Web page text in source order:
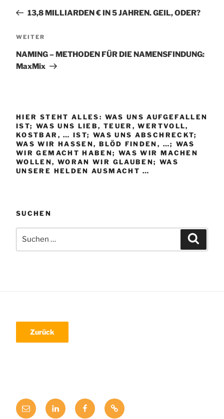
13,8 MILLIARDEN € IN 5 JAHREN. GEIL, ODER?
Nächster
WEITER
NAMING – METHODEN FÜR DIE NAMENSFINDUNG:
MaxMix
HIER STEHT ALLES: WAS UNS AUFGEFALLEN
IST; WAS UNS LIEB, TEUER, WERTVOLL,
KOSTBAR, … IST; WAS UNS ABSCHRECKT;
WAS WIR HASSEN, BLÖD FINDEN, …; WAS
WIR GEMACHT HABEN; WAS WIR MACHEN
WOLLEN, WORAN WIR GLAUBEN; WAS
UNSERE HELDEN AUSMACHT …
SUCHEN
nach:
Mail LinkedIn FacebookXing